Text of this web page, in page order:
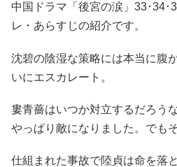
中国ドラマ「後宮の涙」33･34･
レ・あらすじの紹介です。
沈碧の陰湿な策略には本当に腹
いにエスカレート。
婁青薔はいつか対立するだろう
やっぱり敵になりました。でも
仕組まれた事故で陸貞は命を落